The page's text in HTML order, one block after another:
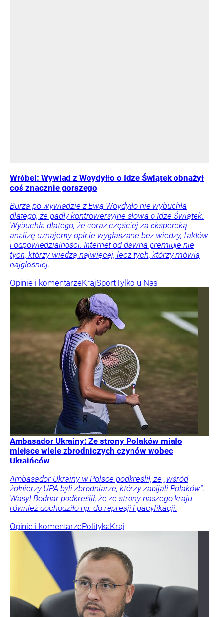
Wróbel: Wywiad z Woydyłło o Idze Świątek obnażył
coś znacznie gorszego
Burza po wywiadzie z Ewą Woydyłło nie wybuchła
dlatego, że padły kontrowersyjne słowa o Idze Świątek.
Wybuchła dlatego, że coraz częściej za ekspercką
analizę uznajemy opinie wygłaszane bez wiedzy, faktów
i odpowiedzialności. Internet od dawna premiuje nie
tych, którzy wiedzą najwięcej, lecz tych, którzy mówią
najgłośniej.
Opinie i komentarzeKrajSportTylko u Nas
Ambasador Ukrainy: Ze strony Polaków miało
miejsce wiele zbrodniczych czynów wobec
Ukraińców
Ambasador Ukrainy w Polsce podkreślił, że „wśród
żołnierzy UPA byli zbrodniarze, którzy zabijali Polaków”.
Wasyl Bodnar podkreślił, że ze strony naszego kraju
również dochodziło np. do represji i pacyfikacji.
Opinie i komentarzePolitykaKraj